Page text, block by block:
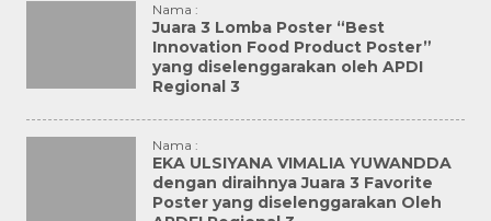
Nama :
Juara 3 Lomba Poster “Best
Innovation Food Product Poster”
yang diselenggarakan oleh APDI
Regional 3
Nama :
EKA ULSIYANA VIMALIA YUWANDDA
dengan diraihnya Juara 3 Favorite
Poster yang diselenggarakan Oleh